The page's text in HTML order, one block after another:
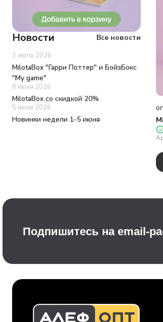
Новости Все новости
3 июля 2026
MilotaBox "Гарри Поттер" и БойзБокс
"My game"
8 июня 2026
MilotaBox со скидкой 20%
5 июня 2026
Новинки недели 1-5 июня
Подпишитесь на email-